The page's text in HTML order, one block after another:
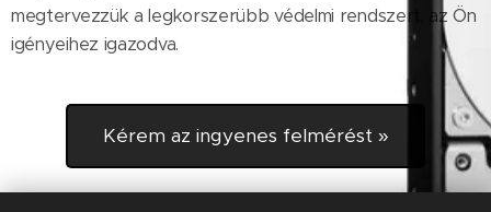
megtervezzük a legkorszerübb védelmi rendszert, az Ön
igényeihez igazodva.
Kérem az ingyenes felmérést »